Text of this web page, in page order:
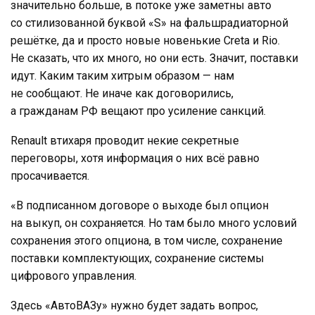
значительно больше, в потоке уже заметны авто
со стилизованной буквой «S» на фальшрадиаторной
решётке, да и просто новые новенькие Creta и Rio.
Не сказать, что их много, но они есть. Значит, поставки
идут. Каким таким хитрым образом — нам
не сообщают. Не иначе как договорились,
а гражданам РФ вещают про усиление санкций.
Renault втихаря проводит некие секретные
переговоры, хотя информация о них всё равно
просачивается.
«В подписанном договоре о выходе был опцион
на выкуп, он сохраняется. Но там было много условий
сохранения этого опциона, в том числе, сохранение
поставки комплектующих, сохранение системы
цифрового управления.
Здесь «АвтоВАЗу» нужно будет задать вопрос,